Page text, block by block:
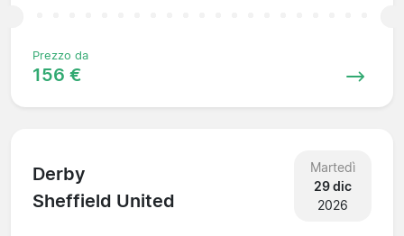
Prezzo da
156 €
Derby
Sheffield United
Martedì
29 dic
2026